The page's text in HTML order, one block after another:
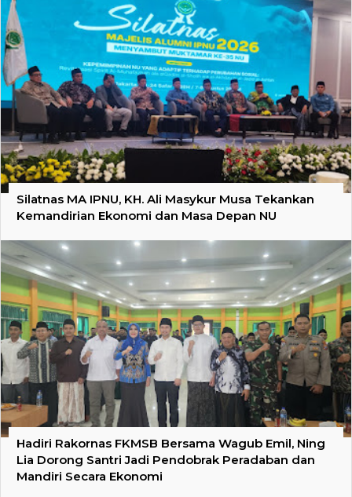
Silatnas MA IPNU, KH. Ali Masykur Musa Tekankan
Kemandirian Ekonomi dan Masa Depan NU
Hadiri Rakornas FKMSB Bersama Wagub Emil, Ning
Lia Dorong Santri Jadi Pendobrak Peradaban dan
Mandiri Secara Ekonomi